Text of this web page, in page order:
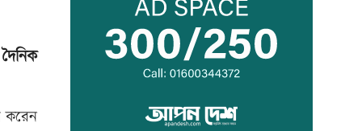
করেন
নারী এশিয়া কাপে সহজ গ্রুপে
বাংলাদেশ
সহযোগী গুলিবিদ্ধ